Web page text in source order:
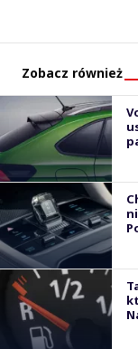
Zobacz również